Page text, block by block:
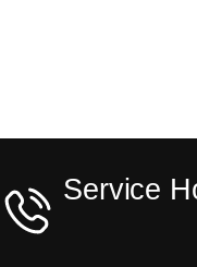
Service